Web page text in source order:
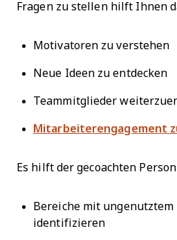
Fragen zu stellen hilft Ihnen
Motivatoren zu verstehen
Neue Ideen zu entdecken
Teammitglieder
Mitarbeiterengagement
Es hilft der gecoachten
Bereiche mit ungenutztem
identifizieren